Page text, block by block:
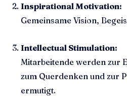
Inspirational Motivation:
Gemeinsame Vision,
Intellectual Stimulation:
Mitarbeitende werden zur
zum Querdenken und zur
ermutigt.